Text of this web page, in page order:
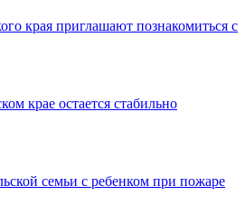
края приглашают познакомиться с
крае остается стабильно
семьи с ребенком при пожаре